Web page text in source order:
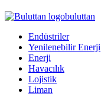
buluttan
Endüstriler
Yenilenebilir Enerji
Enerji
Havacılık
Lojistik
Liman